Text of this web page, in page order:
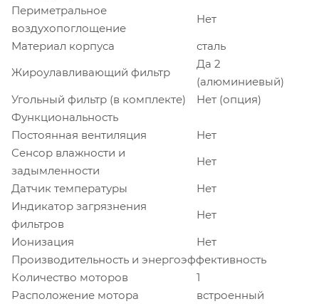
Периметральное
воздухопоглощение
Нет
Материал корпуса
сталь
Жироулавливающий фильтр
Да 2
(алюминиевый)
Угольный фильтр (в комплекте)
Нет (опция)
Функциональность
Постоянная вентиляция
Нет
Сенсор влажности и
задымленности
Нет
Датчик температуры
Нет
Индикатор загрязнения
фильтров
Нет
Ионизация
Нет
Производительность и энергоэффективность
Количество моторов
1
Расположение мотора
встроенный